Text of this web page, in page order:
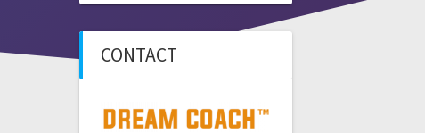
CONTACT